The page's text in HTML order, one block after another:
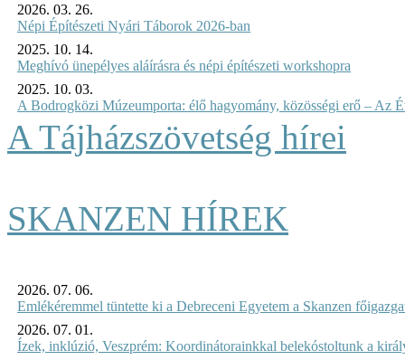
2026. 03. 26.
Népi Építészeti Nyári Táborok 2026-ban
2025. 10. 14.
Meghívó ünepélyes aláírásra és népi építészeti workshopra
2025. 10. 03.
A Bodrogközi Múzeumporta: élő hagyomány, közösségi erő – Az
A Tájházszövetség hírei
SKANZEN HÍREK
2026. 07. 06.
Emlékéremmel tüntette ki a Debreceni Egyetem a Skanzen
2026. 07. 01.
Ízek, inklúzió, Veszprém: Koordinátorainkkal belekóstoltunk a